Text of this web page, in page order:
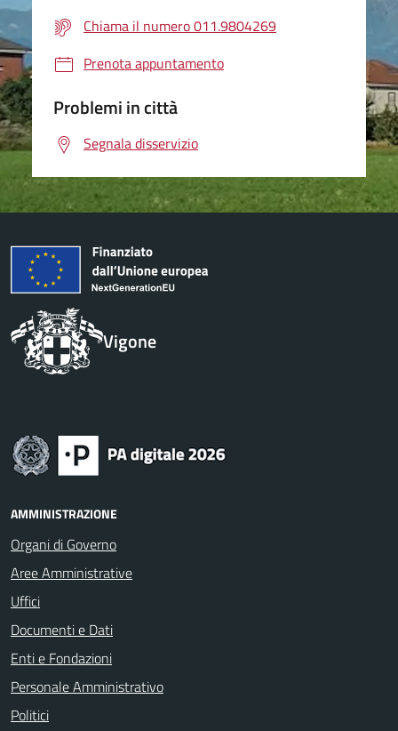
Chiama il numero 011.9804269
Prenota appuntamento
Problemi in città
Segnala disservizio
Vigone
AMMINISTRAZIONE
Organi di Governo
Aree Amministrative
Uffici
Documenti e Dati
Enti e Fondazioni
Personale Amministrativo
Politici